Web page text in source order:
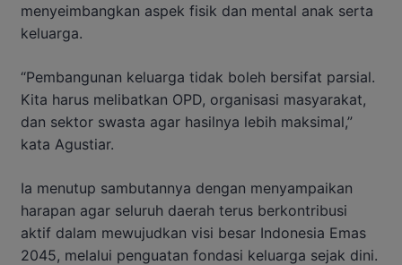
menyeimbangkan aspek fisik dan mental anak serta
keluarga.
“Pembangunan keluarga tidak boleh bersifat parsial.
Kita harus melibatkan OPD, organisasi masyarakat,
dan sektor swasta agar hasilnya lebih maksimal,”
kata Agustiar.
Ia menutup sambutannya dengan menyampaikan
harapan agar seluruh daerah terus berkontribusi
aktif dalam mewujudkan visi besar Indonesia Emas
2045, melalui penguatan fondasi keluarga sejak dini.